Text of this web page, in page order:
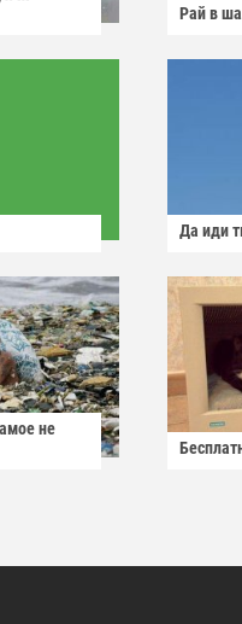
Рай в
Да иди
не